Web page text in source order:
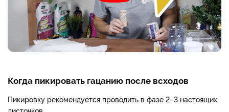
Когда пикировать гацанию после всходов
Пикировку рекомендуется проводить в фазе 2–3 настоящих